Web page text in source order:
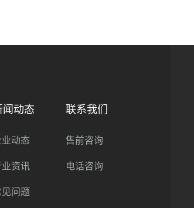
闻动态
业动态
业资讯
见问题
联系我们
售前咨询
电话咨询